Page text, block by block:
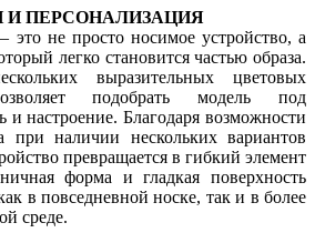
ПЕРСОНАЛИЗАЦИЯ
не просто носимое устройство, а
легко становится частью образа.
выразительных цветовых
подобрать модель под
и настроение. Благодаря возможности
при наличии нескольких вариантов
превращается в гибкий элемент
форма и гладкая поверхность
в повседневной носке, так и в более
среде.